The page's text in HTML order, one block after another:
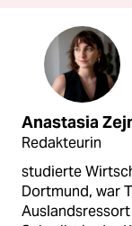
Anastasia
Redakteurin
studierte
Dortmund, war